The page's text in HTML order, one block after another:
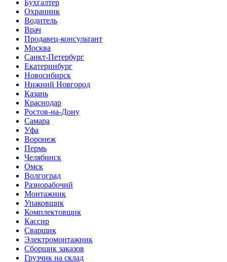
Бухгалтер
Охранник
Водитель
Врач
Продавец-консультант
Москва
Санкт-Петербург
Екатеринбург
Новосибирск
Нижний Новгород
Казань
Краснодар
Ростов-на-Дону
Самара
Уфа
Воронеж
Пермь
Челябинск
Омск
Волгоград
Разнорабочий
Монтажник
Упаковщик
Комплектовщик
Кассир
Сварщик
Электромонтажник
Сборщик заказов
Грузчик на склад